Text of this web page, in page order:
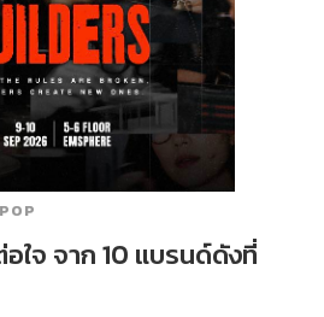
POP
ใจ จาก 10 แบรนด์ดังที่